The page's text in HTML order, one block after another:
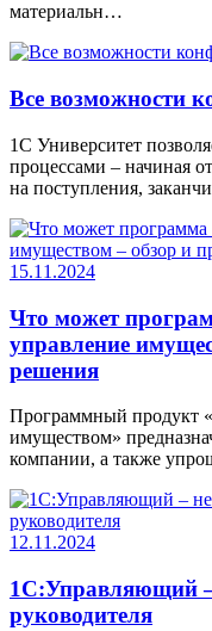
материальн…
Все возможности
1С Университет
процессами – начиная
на поступления,
15.11.2024
Что может
управление
решения
Программный продукт
имуществом»
компании, а также
12.11.2024
1С:Управляющий
руководителя